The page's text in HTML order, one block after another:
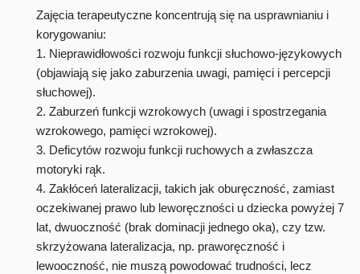
Zajęcia terapeutyczne koncentrują się na usprawnianiu i
korygowaniu:
1. Nieprawidłowości rozwoju funkcji słuchowo-językowych
(objawiają się jako zaburzenia uwagi, pamięci i percepcji
słuchowej).
2. Zaburzeń funkcji wzrokowych (uwagi i spostrzegania
wzrokowego, pamięci wzrokowej).
3. Deficytów rozwoju funkcji ruchowych a zwłaszcza
motoryki rąk.
4. Zakłóceń lateralizacji, takich jak oburęczność, zamiast
oczekiwanej prawo lub leworęczności u dziecka powyżej 7
lat, dwuoczność (brak dominacji jednego oka), czy tzw.
skrzyżowana lateralizacja, np. praworęczność i
lewooczność, nie muszą powodować trudności, lecz